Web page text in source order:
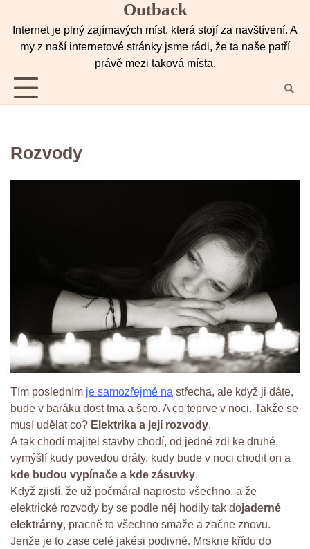
Outback
Internet je plný zajímavých míst, která stojí za navštívení. A
my z naší internetové stránky jsme rádi, že ta naše patří
právě mezi taková místa.
Rozvody
Tím posledním je samozřejmě na střecha, ale když ji dáte,
bude v baráku dost tma a šero. A co teprve v noci. Takže se
musí udělat co? Elektrika a její rozvody.
A tak chodí majitel stavby chodí, od jedné zdi ke druhé,
vymýšlí kudy povedou dráty, kudy bude v noci chodit on a
kde budou vypínače a kde zásuvky.
Když zjistí, že už počmáral naprosto všechno, a že
elektrické rozvody by se podle něj hodily tak dojaderné
elektrárny, pracně to všechno smaže a začne znovu.
Jenže je to zase celé jakési podivné. Mrskne křídu do